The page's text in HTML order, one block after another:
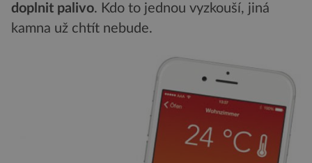
doplnit palivo. Kdo to jednou vyzkouší, jiná
kamna už chtít nebude.